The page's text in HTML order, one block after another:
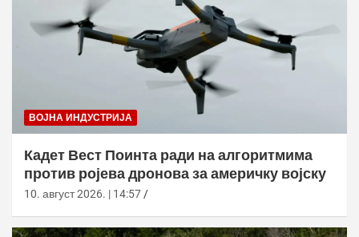
ВОЈНА ИНДУСТРИЈА
Кадет Вест Поинта ради на алгоритмима
против ројева дронова за америчку војску
10. август 2026. | 14:57